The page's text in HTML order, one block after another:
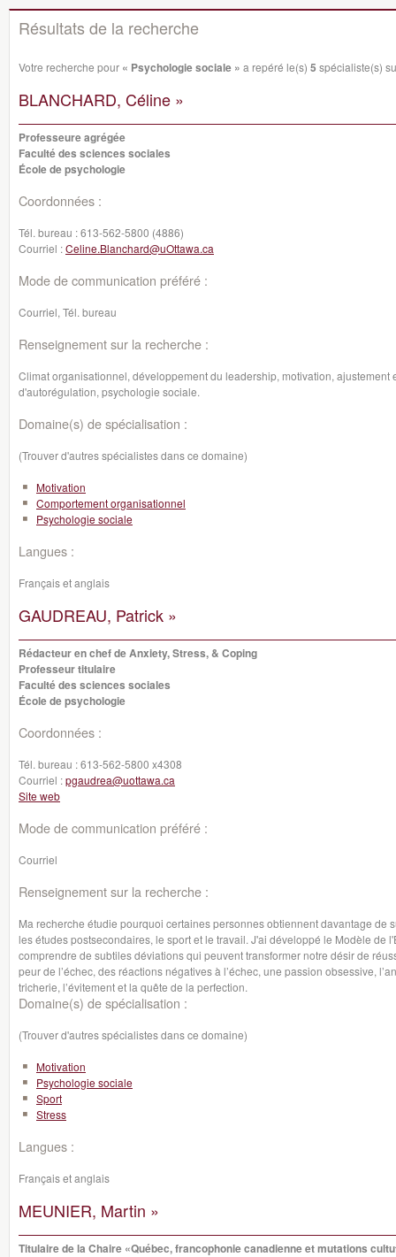
Résultats de la recherche
Votre recherche pour « Psychologie sociale » a repéré le(s) 5 spécialiste(s)
BLANCHARD, Céline »
Professeure agrégée
Faculté des sciences sociales
École de psychologie
Coordonnées :
Tél. bureau :613-562-5800 (4886)
Courriel :Celine.Blanchard@uOttawa.ca
Mode de communication préféré :
Courriel, Tél. bureau
Renseignement sur la recherche :
Climat organisationnel, développement du leadership, motivation,
d'autorégulation, psychologie sociale.
Domaine(s) de spécialisation :
(Trouver d'autres spécialistes dans ce domaine)
Motivation
Comportement organisationnel
Psychologie sociale
Langues :
Français et anglais
GAUDREAU, Patrick »
Rédacteur en chef de Anxiety, Stress, & Coping
Professeur titulaire
Faculté des sciences sociales
École de psychologie
Coordonnées :
Tél. bureau :613-562-5800 x4308
Courriel :pgaudrea@uottawa.ca
Site web
Mode de communication préféré :
Courriel
Renseignement sur la recherche :
Ma recherche étudie pourquoi certaines personnes obtiennent davantage de
les études postsecondaires, le sport et le travail. J'ai développé le Modèle de
comprendre de subtiles déviations qui peuvent transformer notre désir de
peur de l’échec, des réactions négatives à l’échec, une passion obsessive,
tricherie, l’évitement et la quête de la perfection.
Domaine(s) de spécialisation :
(Trouver d'autres spécialistes dans ce domaine)
Motivation
Psychologie sociale
Sport
Stress
Langues :
Français et anglais
MEUNIER, Martin »
Titulaire de la Chaire «Québec, francophonie canadienne et mutations